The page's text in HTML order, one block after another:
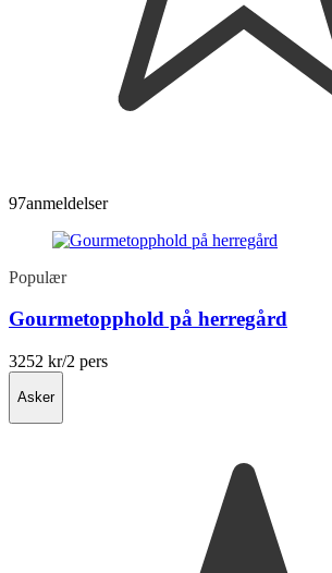
97anmeldelser
Populær
Gourmetopphold på herregård
3252 kr/2 pers
Asker